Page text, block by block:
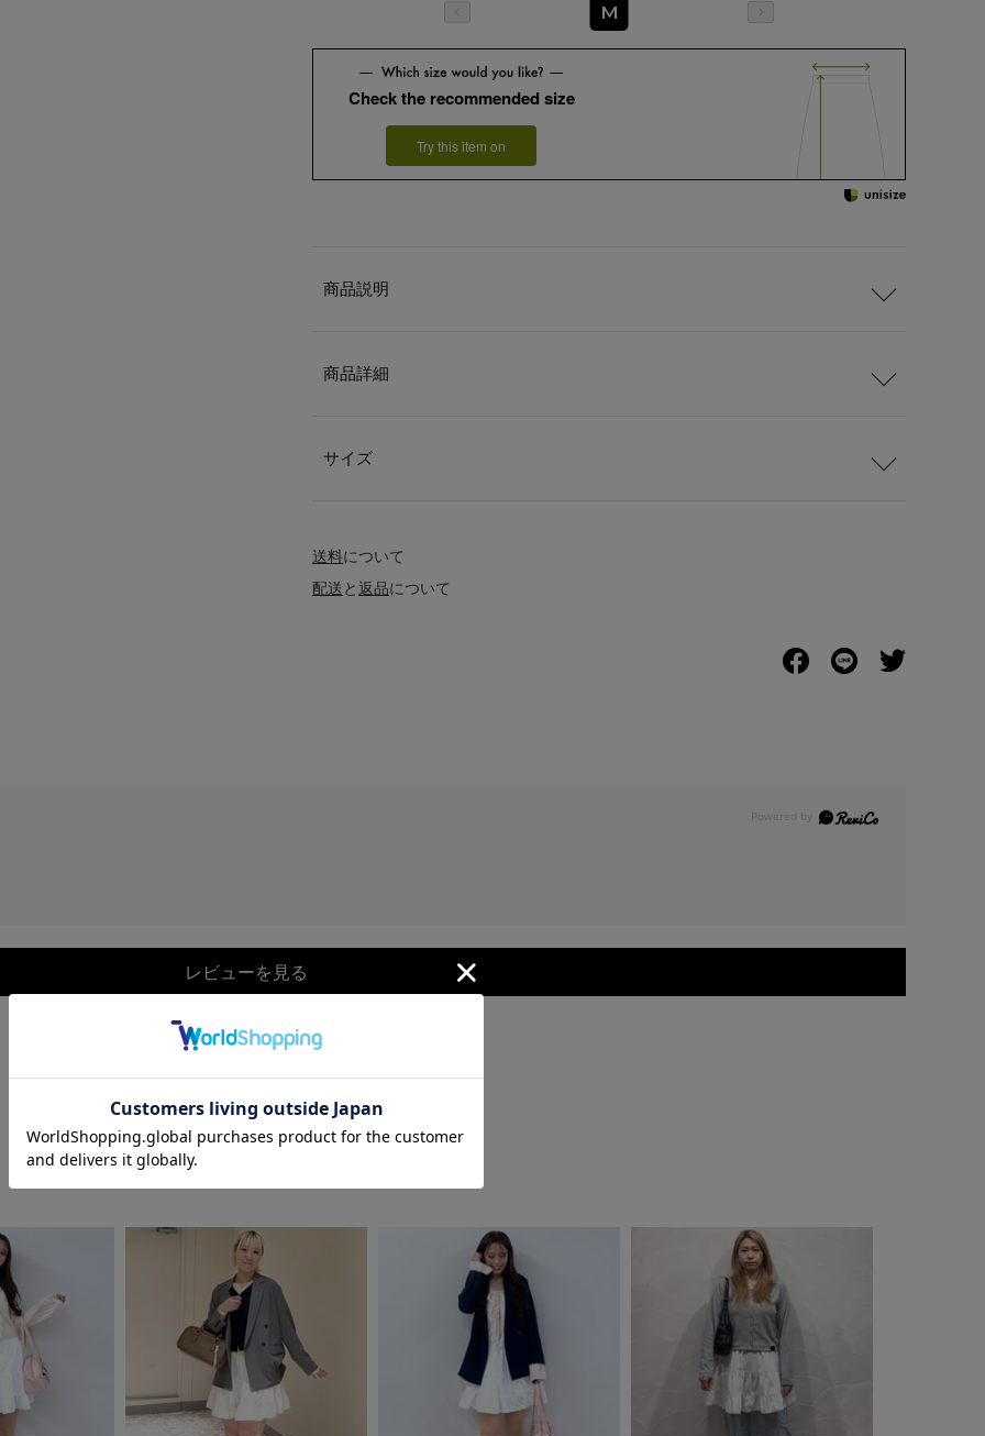
M
Check the recommended size
Try this item on
商品説明
商品詳細
サイズ
送料について
配送と返品について
レビューを見る
COORDINATE